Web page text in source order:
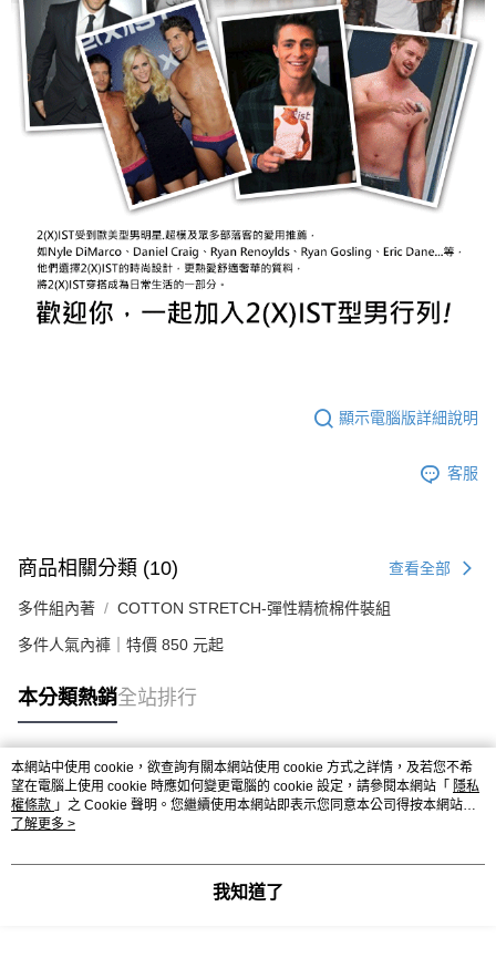
顯示電腦版詳細說明
客服
商品相關分類 (10) 查看全部
多件組內著 COTTON STRETCH-彈性精梳棉件裝組
多件人氣內褲｜特價 850 元起
本分類熱銷全站排行
熱門標籤
本網站中使用 cookie，欲查詢有關本網站使用 cookie 方式之詳情，及若您不希
望在電腦上使用 cookie 時應如何變更電腦的 cookie 設定，請參閱本網站「 隱私
權條款 」之 Cookie 聲明。您繼續使用本網站即表示您同意本公司得按本網站使
用條款之 Cookie 聲明使用 cookie。
了解更多 >
我知道了